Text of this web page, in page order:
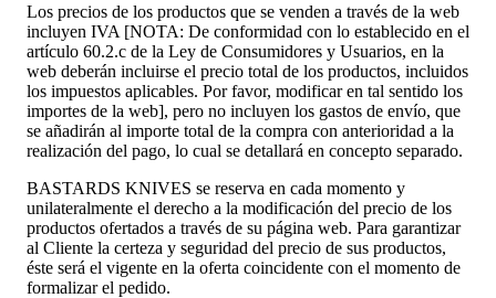
Los precios de los productos que se venden a través de la web
incluyen IVA [NOTA: De conformidad con lo establecido en el
artículo 60.2.c de la Ley de Consumidores y Usuarios, en la
web deberán incluirse el precio total de los productos, incluidos
los impuestos aplicables. Por favor, modificar en tal sentido los
importes de la web], pero no incluyen los gastos de envío, que
se añadirán al importe total de la compra con anterioridad a la
realización del pago, lo cual se detallará en concepto separado.
BASTARDS KNIVES se reserva en cada momento y
unilateralmente el derecho a la modificación del precio de los
productos ofertados a través de su página web. Para garantizar
al Cliente la certeza y seguridad del precio de sus productos,
éste será el vigente en la oferta coincidente con el momento de
formalizar el pedido.